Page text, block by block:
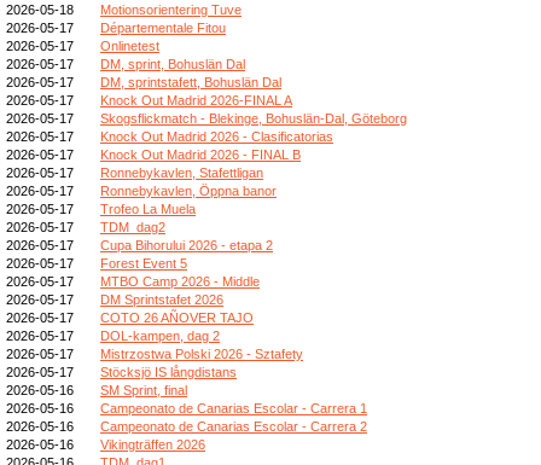
2026-05-18
Motionsorientering Tuve
2026-05-17
Départementale Fitou
2026-05-17
Onlinetest
2026-05-17
DM, sprint, Bohuslän Dal
2026-05-17
DM, sprintstafett, Bohuslän Dal
2026-05-17
Knock Out Madrid 2026-FINAL A
2026-05-17
Skogsflickmatch - Blekinge, Bohuslän-Dal, Göteborg
2026-05-17
Knock Out Madrid 2026 - Clasificatorias
2026-05-17
Knock Out Madrid 2026 - FINAL B
2026-05-17
Ronnebykavlen, Stafettligan
2026-05-17
Ronnebykavlen, Öppna banor
2026-05-17
Trofeo La Muela
2026-05-17
TDM_dag2
2026-05-17
Cupa Bihorului 2026 - etapa 2
2026-05-17
Forest Event 5
2026-05-17
MTBO Camp 2026 - Middle
2026-05-17
DM Sprintstafet 2026
2026-05-17
COTO 26 AÑOVER TAJO
2026-05-17
DOL-kampen, dag 2
2026-05-17
Mistrzostwa Polski 2026 - Sztafety
2026-05-17
Stöcksjö IS långdistans
2026-05-16
SM Sprint, final
2026-05-16
Campeonato de Canarias Escolar - Carrera 1
2026-05-16
Campeonato de Canarias Escolar - Carrera 2
2026-05-16
Vikingträffen 2026